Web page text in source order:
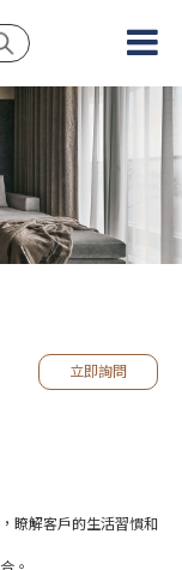
立即詢問
瞭解客戶的生活習慣和